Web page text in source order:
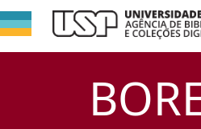
Busca no
DSpace/